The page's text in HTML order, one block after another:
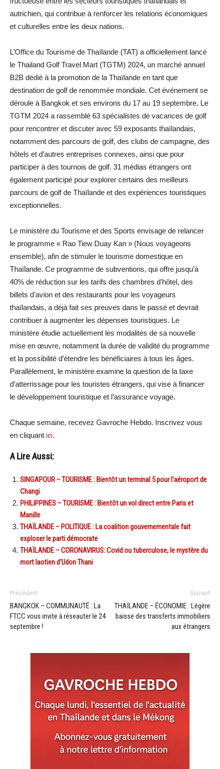
autrichien, qui contribue à renforcer les relations économiques
et culturelles entre les deux nations.
L’Office du Tourisme de Thaïlande (TAT) a officiellement lancé
le Thailand Golf Travel Mart (TGTM) 2024, un marché annuel
B2B dédié à la promotion de la Thaïlande en tant que
destination de golf de renommée mondiale. Cet événement se
déroule à Bangkok et ses environs du 17 au 19 septembre. Le
TGTM 2024 a rassemblé 63 spécialistes de vacances de golf
pour rencontrer et discuter avec 59 exposants thaïlandais,
notamment des parcours de golf, des clubs de campagne, des
hôtels et d’autres entreprises connexes, ainsi que pour
participer à des tournois de golf. 31 médias étrangers ont
également participé pour explorer certains des meilleurs
parcours de golf de Thaïlande et des expériences touristiques
exceptionnelles.
Le ministère du Tourisme et des Sports envisage de relancer
le programme « Rao Tiew Duay Kan » (Nous voyageons
ensemble), afin de stimuler le tourisme domestique en
Thaïlande. Ce programme de subventions, qui offre jusqu’à
40% de réduction sur les tarifs des chambres d’hôtel, des
billets d’avion et des restaurants pour les voyageurs
thaïlandais, a déjà fait ses preuves dans le passé et devrait
contribuer à augmenter les dépenses touristiques. Le
ministère étudie actuellement les modalités de sa nouvelle
mise en œuvre, notamment la durée de validité du programme
et la possibilité d’étendre les bénéficiaires à tous les âges.
Parallèlement, le ministère examine la question de la taxe
d’atterrissage pour les touristes étrangers, qui vise à financer
le développement touristique et l’assurance voyage.
Chaque semaine, recevez Gavroche Hebdo. Inscrivez vous
en cliquant ici.
A Lire Aussi:
SINGAPOUR – TOURISME : Bientôt un terminal 5 pour l’aéroport de
Changi
PHILIPPINES – TOURISME : Bientôt un vol direct entre Paris et
Manille
THAÏLANDE – POLITIQUE : La coalition gouvernementale fait
exploser le parti démocrate
THAÏLANDE – CORONAVIRUS: Covid ou tuberculose, le mystère du
mort laotien d’Udon Thani
Précédent
BANGKOK – COMMUNAUTÉ : La
FTCC vous invite à réseauter le 24
septembre !
Suivant
THAÏLANDE – ÉCONOMIE : Légère
baisse des transferts immobiliers
aux étrangers